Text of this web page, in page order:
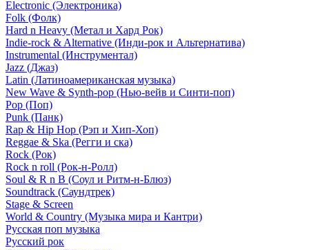
Electronic (Электроника)
Folk (Фолк)
Hard n Heavy (Метал и Хард Рок)
Indie-rock & Alternative (Инди-рок и Альтернатива)
Instrumental (Инструментал)
Jazz (Джаз)
Latin (Латиноамериканская музыка)
New Wave & Synth-pop (Нью-вейв и Синти-поп)
Pop (Поп)
Punk (Панк)
Rap & Hip Hop (Рэп и Хип-Хоп)
Reggae & Ska (Регги и ска)
Rock (Рок)
Rock n roll (Рок-н-Ролл)
Soul & R n B (Соул и Ритм-н-Блюз)
Soundtrack (Саундтрек)
Stage & Screen
World & Country (Музыка мира и Кантри)
Русская поп музыка
Русский рок